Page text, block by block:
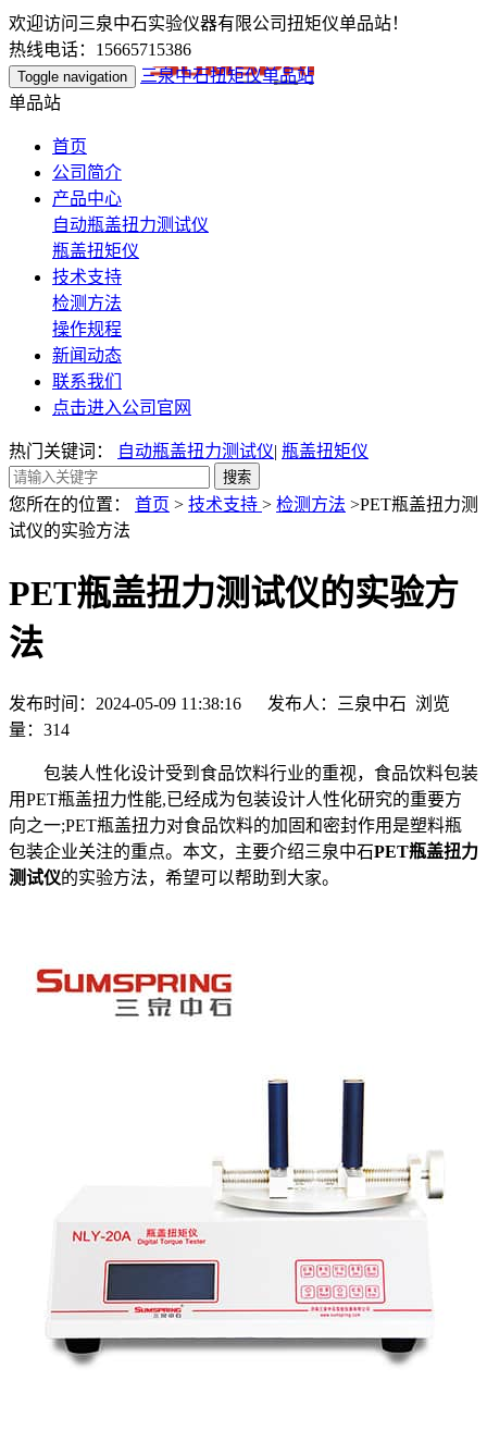
欢迎访问三泉中石实验仪器有限公司扭矩仪单品站！
热线电话：15665715386
Toggle navigation
三泉中石扭矩仪单品站
单品站
首页
公司简介
产品中心
自动瓶盖扭力测试仪
瓶盖扭矩仪
技术支持
检测方法
操作规程
新闻动态
联系我们
点击进入公司官网
热门关键词： 自动瓶盖扭力测试仪| 瓶盖扭矩仪
您所在的位置： 首页 > 技术支持 > 检测方法 >PET瓶盖扭力测
试仪的实验方法
PET瓶盖扭力测试仪的实验方
法
发布时间：2024-05-09 11:38:16 发布人：三泉中石 浏览
量： 314
包装人性化设计受到食品饮料行业的重视，食品饮料包装
用PET瓶盖扭力性能,已经成为包装设计人性化研究的重要方
向之一;PET瓶盖扭力对食品饮料的加固和密封作用是塑料瓶
包装企业关注的重点。本文，主要介绍三泉中石PET瓶盖扭力
测试仪的实验方法，希望可以帮助到大家。